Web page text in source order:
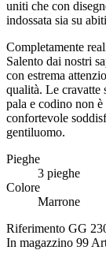
uniti che con
indossata sia su
Completamente
Salento dai nostri
con estrema
qualità. Le cravatte
pala e codino non è
confortevole
gentiluomo.
Pieghe
3 pieghe
Colore
Marrone
Riferimento GG
In magazzino 99